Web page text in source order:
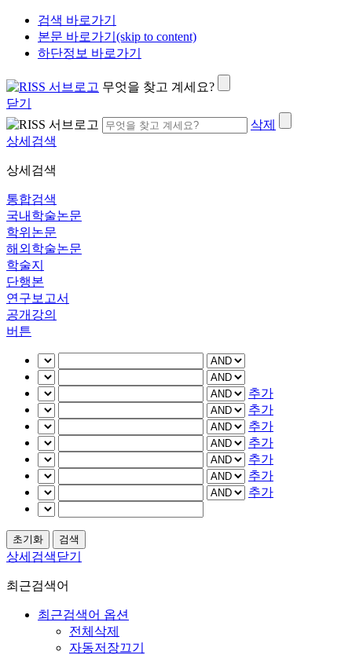
검색 바로가기
본문 바로가기(skip to content)
하단정보 바로가기
무엇을 찾고 계세요?
닫기
삭제
상세검색
상세검색
통합검색
국내학술논문
학위논문
해외학술논문
학술지
단행본
연구보고서
공개강의
버튼
추가
추가
추가
추가
추가
추가
추가
상세검색닫기
최근검색어
최근검색어 옵션
전체삭제
자동저장끄기